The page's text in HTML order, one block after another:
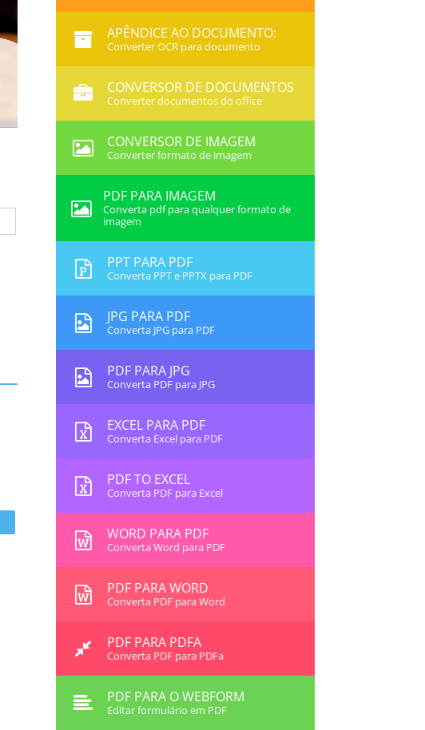
APÊNDICE AO DOCUMENTO:
Converter OCR para documento
CONVERSOR DE DOCUMENTOS
Converter documentos do office
CONVERSOR DE IMAGEM
Converter formato de imagem
PDF PARA IMAGEM
Converta pdf para qualquer formato de
imagem
PPT PARA PDF
Converta PPT e PPTX para PDF
JPG PARA PDF
Converta JPG para PDF
PDF PARA JPG
Converta PDF para JPG
EXCEL PARA PDF
Converta Excel para PDF
PDF TO EXCEL
Converta PDF para Excel
WORD PARA PDF
Converta Word para PDF
PDF PARA WORD
Converta PDF para Word
PDF PARA PDFA
Converta PDF para PDFa
PDF PARA O WEBFORM
Editar formulário em PDF